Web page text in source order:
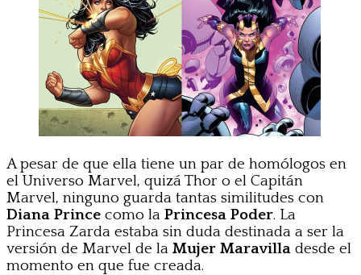
A pesar de que ella tiene un par de homólogos en
el Universo Marvel, quizá Thor o el Capitán
Marvel, ninguno guarda tantas similitudes con
Diana Prince como la Princesa Poder. La
Princesa Zarda estaba sin duda destinada a ser la
versión de Marvel de la Mujer Maravilla desde el
momento en que fue creada.